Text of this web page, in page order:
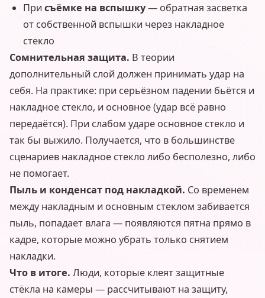
При съёмке на вспышку— обратная засветка
от собственной вспышки через накладное
стекло
Сомнительная защита. В теории
дополнительный слой должен принимать удар на
себя. На практике: при серьёзном падении бьётся и
накладное стекло, и основное (удар всё равно
передаётся). При слабом ударе основное стекло и
так бы выжило. Получается, что в большинстве
сценариев накладное стекло либо бесполезно, либо
не помогает.
Пыль и конденсат под накладкой. Со временем
между накладным и основным стеклом забивается
пыль, попадает влага — появляются пятна прямо в
кадре, которые можно убрать только снятием
накладки.
Что в итоге. Люди, которые клеят защитные
стёкла на камеры — рассчитывают на защиту,